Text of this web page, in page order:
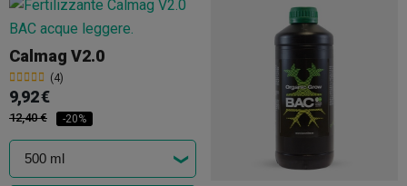
Calmag V2.0
(4)
9,92 €
12,40 € -20%